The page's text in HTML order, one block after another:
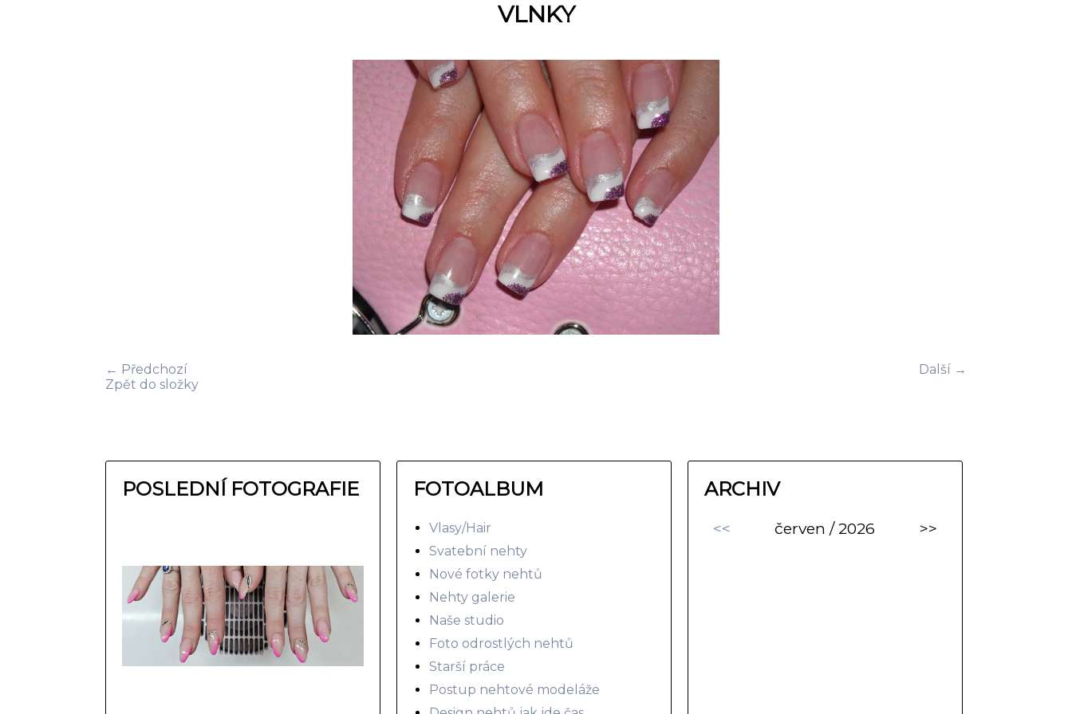
VLNKY
← Předchozí
Další →
Zpět do složky
POSLEDNÍ FOTOGRAFIE FOTOALBUM
Vlasy/Hair
Svatební nehty
Nové fotky nehtů
Nehty galerie
Naše studio
Foto odrostlých nehtů
Starší práce
Postup nehtové modeláže
ARCHIV
<< červen / 2026 >>